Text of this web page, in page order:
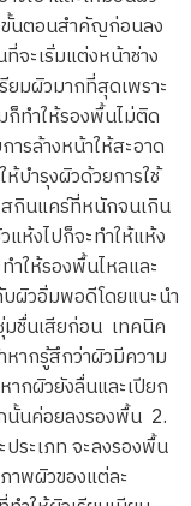
ขั้นตอนสำคัญก่อนลง
ะเริ่มแต่งหน้าช่าง
มผิวมากที่สุดเพราะ
ทำให้รองพื้นไม่ติด
รล้างหน้าให้สะอาด
บำรุงผิวด้วยการใช้
กินแคร์ที่หนักจนเกิน
ห้งไปก็จะทำให้แห้ง
ำให้รองพื้นไหลและ
บผิวอิ่มพอดีโดยแนะนำ
มชื่นเสียก่อน เทคนิค
ากรู้สึกว่าผิวมีความ
กผิวยังลื่นและเปียก
นั้นค่อยลงรองพื้น 2.
ระเภท จะลงรองพื้น
าพผิวของแต่ละ